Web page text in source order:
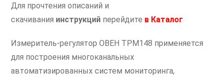
Для прочтения описаний и
скачивания инструкций перейдите в Каталог
Измеритель-регулятор ОВЕН ТРМ148 применяется
для построения многоканальных
автоматизированных систем мониторинга,